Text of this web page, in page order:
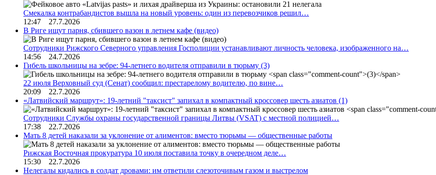
Смекалка контрабандистов вышла на новый уровень: один из перевозчиков решил…
12:47 27.7.2026
В Риге ищут парня, сбившего вазон в летнем кафе (видео)
Сотрудники Рижского Северного управления Госполиции устанавливают личность человека, изображенного на…
14:56 24.7.2026
Гибель школьницы на зебре: 94-летнего водителя отправили в тюрьму (3)
22 июля Верховный суд (Сенат) сообщил: престарелому водителю, по вине…
20:09 22.7.2026
«Латвийский маршрут»: 19-летний "таксист" запихал в компактный кроссовер шесть азиатов (1)
Сотрудники Службы охраны государственной границы Литвы (VSAT) с местной полицией…
17:38 22.7.2026
Мать 8 детей наказали за уклонение от алиментов: вместо тюрьмы — общественные работы
Рижская Восточная прокуратура 10 июля поставила точку в очередном деле…
15:30 22.7.2026
Нелегалы кидались в солдат дровами: им ответили слезоточивым газом и выстрелом